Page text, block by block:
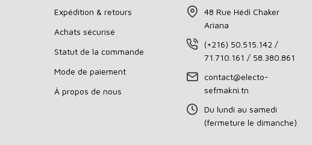
Expédition & retours
Achats sécurisé
Statut de la commande
Mode de paiement
À propos de nous
48 Rue Hédi Chaker
Ariana
(+216) 50.515.142 /
71.710.161 / 58.380.861
contact@electo-
sefmakni.tn
Du lundi au samedi
(fermeture le dimanche)